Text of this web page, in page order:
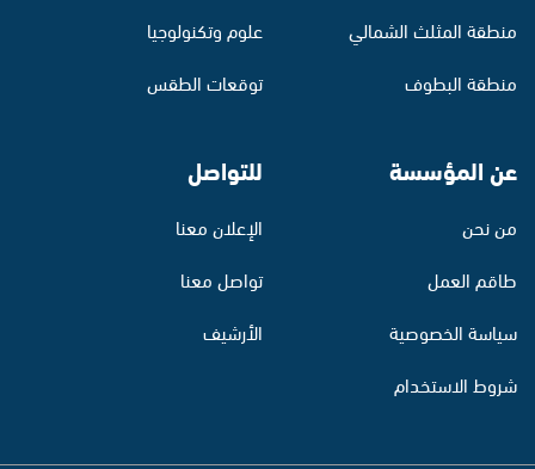
منطقة المثلث الشمالي
منطقة البطوف
علوم وتكنولوجيا
توقعات الطقس
عن المؤسسة
من نحن
طاقم العمل
سياسة الخصوصية
شروط الاستخدام
للتواصل
الإعلان معنا
تواصل معنا
الأرشيف